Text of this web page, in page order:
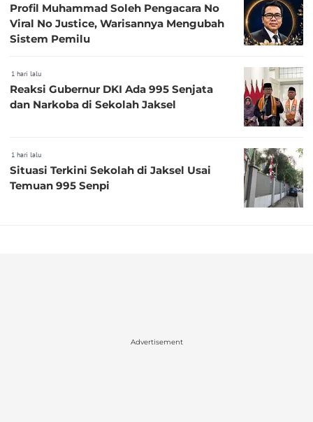
Profil Muhammad Soleh Pengacara No
Viral No Justice, Warisannya Mengubah
Sistem Pemilu
1 hari lalu
Reaksi Gubernur DKI Ada 995 Senjata
dan Narkoba di Sekolah Jaksel
1 hari lalu
Situasi Terkini Sekolah di Jaksel Usai
Temuan 995 Senpi
Advertisement